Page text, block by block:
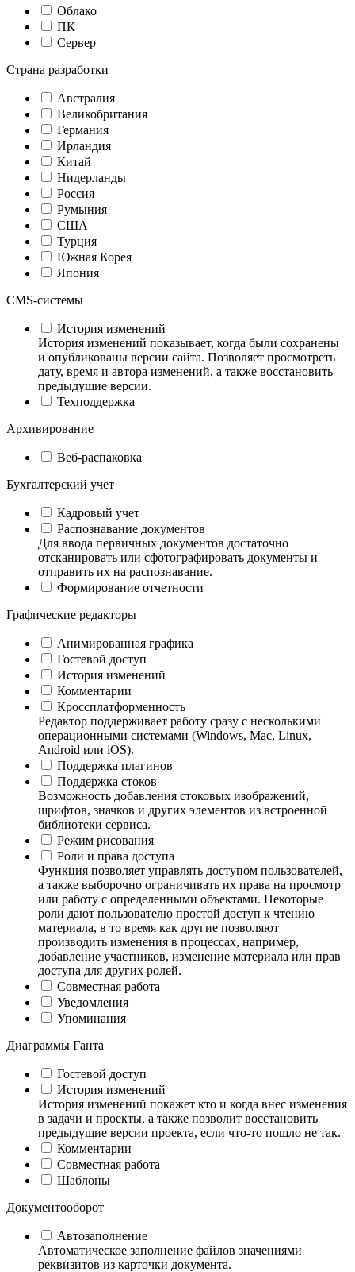
Облако
ПК
Сервер
Страна разработки
Австралия
Великобритания
Германия
Ирландия
Китай
Нидерланды
Россия
Румыния
США
Турция
Южная Корея
Япония
CMS-системы
История изменений
История изменений показывает, когда были сохранены
и опубликованы версии сайта. Позволяет просмотреть
дату, время и автора изменений, а также восстановить
предыдущие версии.
Техподдержка
Архивирование
Веб-распаковка
Бухгалтерский учет
Кадровый учет
Распознавание документов
Для ввода первичных документов достаточно
отсканировать или сфотографировать документы и
отправить их на распознавание.
Формирование отчетности
Графические редакторы
Анимированная графика
Гостевой доступ
История изменений
Комментарии
Кроссплатформенность
Редактор поддерживает работу сразу с несколькими
операционными системами (Windows, Mac, Linux,
Android или iOS).
Поддержка плагинов
Поддержка стоков
Возможность добавления стоковых изображений,
шрифтов, значков и других элементов из встроенной
библиотеки сервиса.
Режим рисования
Роли и права доступа
Функция позволяет управлять доступом пользователей,
а также выборочно ограничивать их права на просмотр
или работу с определенными объектами. Некоторые
роли дают пользователю простой доступ к чтению
материала, в то время как другие позволяют
производить изменения в процессах, например,
добавление участников, изменение материала или прав
доступа для других ролей.
Совместная работа
Уведомления
Упоминания
Диаграммы Ганта
Гостевой доступ
История изменений
История изменений покажет кто и когда внес изменения
в задачи и проекты, а также позволит восстановить
предыдущие версии проекта, если что-то пошло не так.
Комментарии
Совместная работа
Шаблоны
Документооборот
Автозаполнение
Автоматическое заполнение файлов значениями
реквизитов из карточки документа.